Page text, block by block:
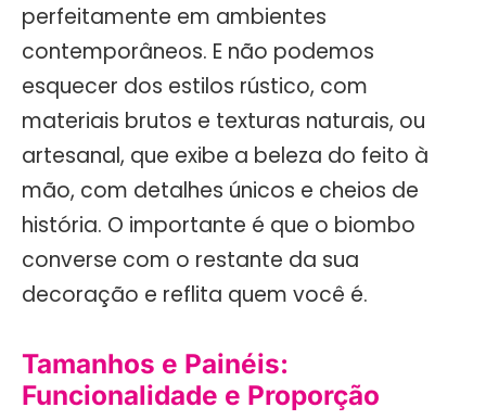
perfeitamente em ambientes
contemporâneos. E não podemos
esquecer dos estilos rústico, com
materiais brutos e texturas naturais, ou
artesanal, que exibe a beleza do feito à
mão, com detalhes únicos e cheios de
história. O importante é que o biombo
converse com o restante da sua
decoração e reflita quem você é.
Tamanhos e Painéis:
Funcionalidade e Proporção